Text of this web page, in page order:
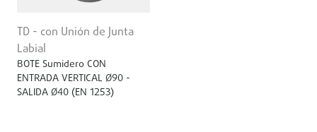
TD - con Unión de Junta
Labial
BOTE Sumidero CON
ENTRADA VERTICAL Ø90 -
SALIDA Ø40 (EN 1253)